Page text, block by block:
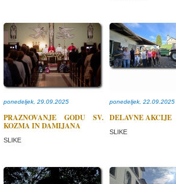
ponedeljek, 29.09.2025
PRAZNOVANJE GODU SV.
KOZMA IN DAMIJANA
SLIKE
ponedeljek, 22.09.2025
DELAVNE AKCIJE
SLIKE